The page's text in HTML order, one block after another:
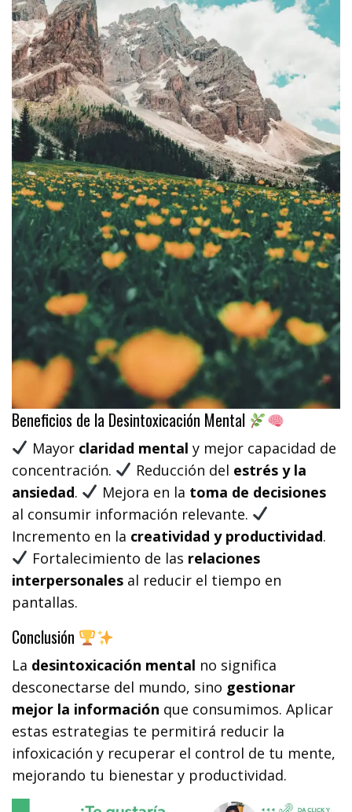
Beneficios de la Desintoxicación Mental
Mayor claridad mental y mejor capacidad de
concentración.
Reducción del estrés y la
ansiedad. Mejora en la toma de decisiones
al consumir información relevante.
Incremento en la creatividad y productividad.
Fortalecimiento de las relaciones
interpersonales al reducir el tiempo en
pantallas.
Conclusión
La desintoxicación mental no significa
desconectarse del mundo, sino gestionar
mejor la información que consumimos. Aplicar
estas estrategias te permitirá reducir la
infoxicación y recuperar el control de tu mente,
mejorando tu bienestar y productividad.